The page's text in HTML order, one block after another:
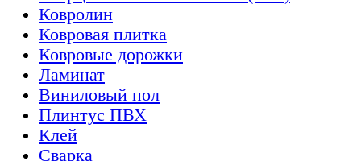
Ковролин
Ковровая плитка
Ковровые дорожки
Ламинат
Виниловый пол
Плинтус ПВХ
Клей
Сварка